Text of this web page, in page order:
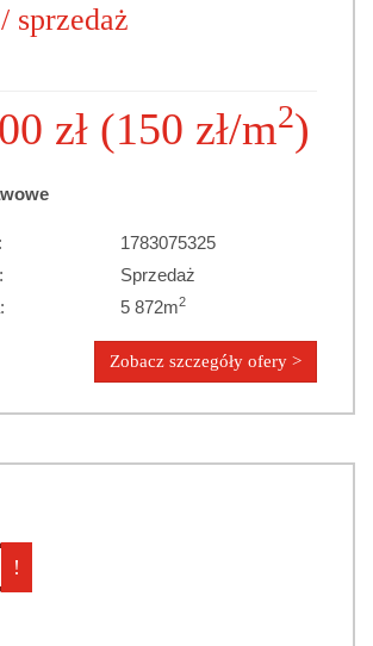
sprzedaż
zł (150 zł/m2)
1783075325
Sprzedaż
5 872m2
Zobacz szczegóły ofery >
!